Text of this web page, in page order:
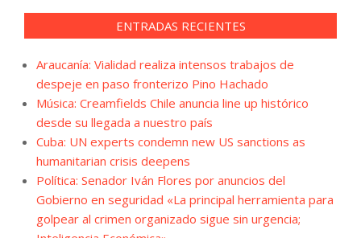
ENTRADAS RECIENTES
Araucanía: Vialidad realiza intensos trabajos de
despeje en paso fronterizo Pino Hachado
Música: Creamfields Chile anuncia line up histórico
desde su llegada a nuestro país
Cuba: UN experts condemn new US sanctions as
humanitarian crisis deepens
Política: Senador Iván Flores por anuncios del
Gobierno en seguridad «La principal herramienta para
golpear al crimen organizado sigue sin urgencia;